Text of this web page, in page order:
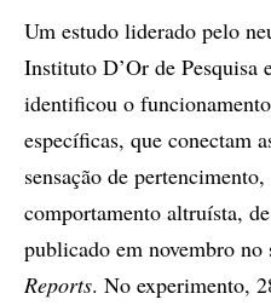
Um estudo liderado pelo
Instituto D’Or de Pesquisa
identificou o
específicas, que conectam
sensação de
comportamento altruísta,
publicado em novembro no
Reports. No experimento,